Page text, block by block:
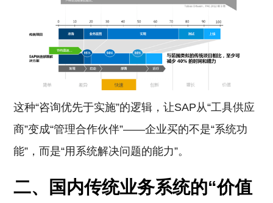
这种“咨询优先于实施”的逻辑，让SAP从“工具供应
商”变成“管理合作伙伴”——企业买的不是“系统功
能”，而是“用系统解决问题的能力”。
二、国内传统业务系统的“价值